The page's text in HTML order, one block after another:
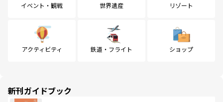
イベント・観戦 世界遺産 リゾート
アクティビティ 鉄道・フライト ショップ
新刊ガイドブック